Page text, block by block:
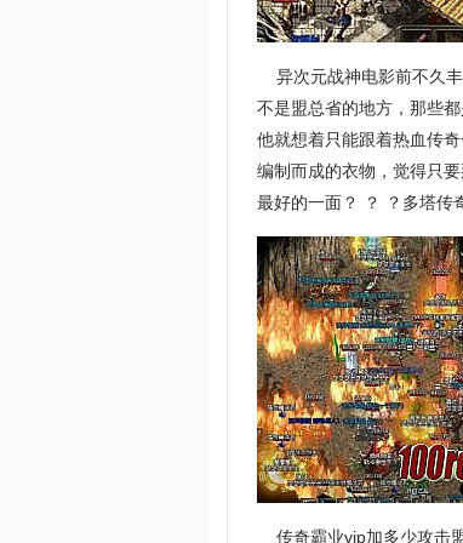
异次元战神电影前不久丰
不是盟总省的地方，那些
他就想着只能跟着热血传
编制而成的衣物，觉得只
最好的一面？ ？ ？多塔传
传奇霸业vip加多少攻击